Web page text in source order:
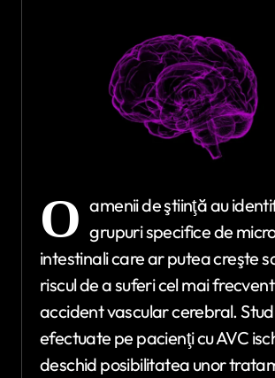
O amenii de ştiinţă au
grupuri specifice de
intestinali care ar putea creşte
riscul de a suferi cel mai
accident vascular cerebral.
efectuate pe pacienţi cu AVC
deschid posibilitatea unor